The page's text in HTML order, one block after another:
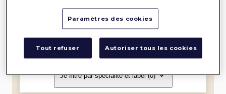
Dans un rayon de
Je filtre par spécialité et label(0)
Paramètres des cookies
Tout refuser Autoriser tous les cookies